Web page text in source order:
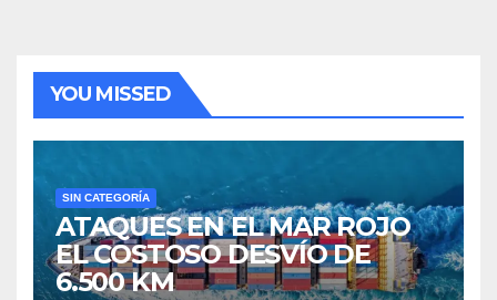
YOU MISSED
SIN CATEGORÍA
ATAQUES EN EL MAR ROJO
EL COSTOSO DESVÍO DE
6.500 KM